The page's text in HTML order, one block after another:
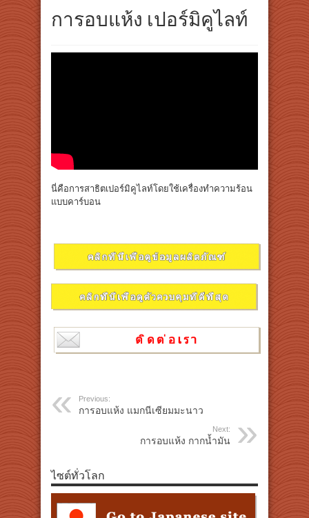
การอบแห้ง เปอร์มิคูไลท์
นี่คือการสาธิตเปอร์มิคูไลท์โดยใช้เครื่องทำความร้อน
แบบคาร์บอน
Previous:
การอบแห้ง แมกนีเซียมมะนาว
Next:
การอบแห้ง กากน้ำมัน
ไซต์ทั่วโลก